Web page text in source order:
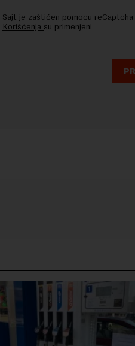
Sajt je zaštićen pomocu reCaptcha
Korišćenja su primenjeni.